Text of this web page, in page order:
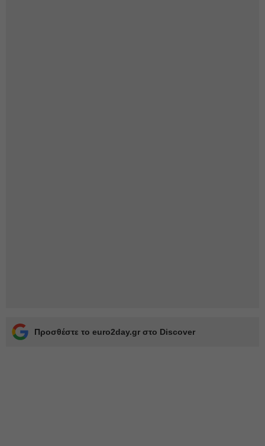
Προσθέστε το euro2day.gr στο Discover